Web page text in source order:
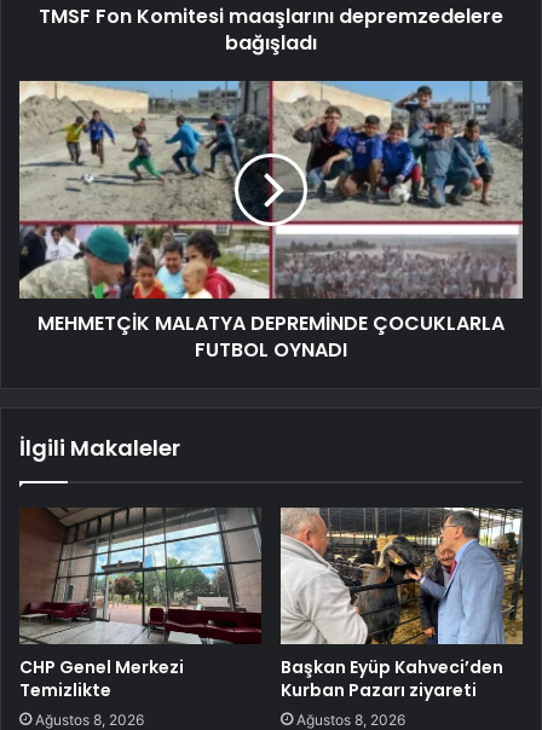
TMSF Fon Komitesi maaşlarını depremzedelere
bağışladı
MEHMETÇİK MALATYA DEPREMİNDE ÇOCUKLARLA
FUTBOL OYNADI
İlgili Makaleler
CHP Genel Merkezi
Temizlikte
Ağustos 8, 2026
Başkan Eyüp Kahveci’den
Kurban Pazarı ziyareti
Ağustos 8, 2026